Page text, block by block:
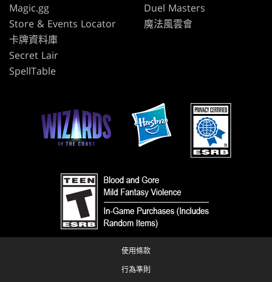
Magic.gg
Store & Events Locator
卡牌資料庫
Secret Lair
SpellTable
Duel Masters
魔法風雲會
使用條款
行為準則